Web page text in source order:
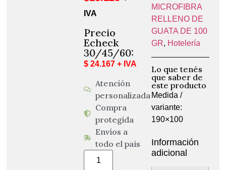
IVA
Precio
Echeck
30/45/60:
$ 24.167 + IVA
Atención
personalizada
Compra
protegida
Envíos a
todo el país
MICROFIBRA
RELLENO DE
GUATA DE 100
GR, Hotelería
Lo que tenés
que saber de
este producto
Medida /
variante:
190×100
Información
adicional